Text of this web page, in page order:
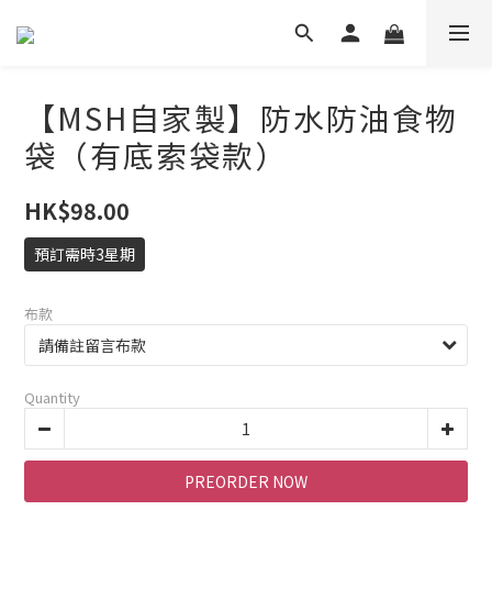
【MSH自家製】防水防油食物
袋（有底索袋款）
HK$98.00
預訂需時3星期
布款
Quantity
PREORDER NOW